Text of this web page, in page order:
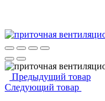
Предыдущий товар
Следующий товар